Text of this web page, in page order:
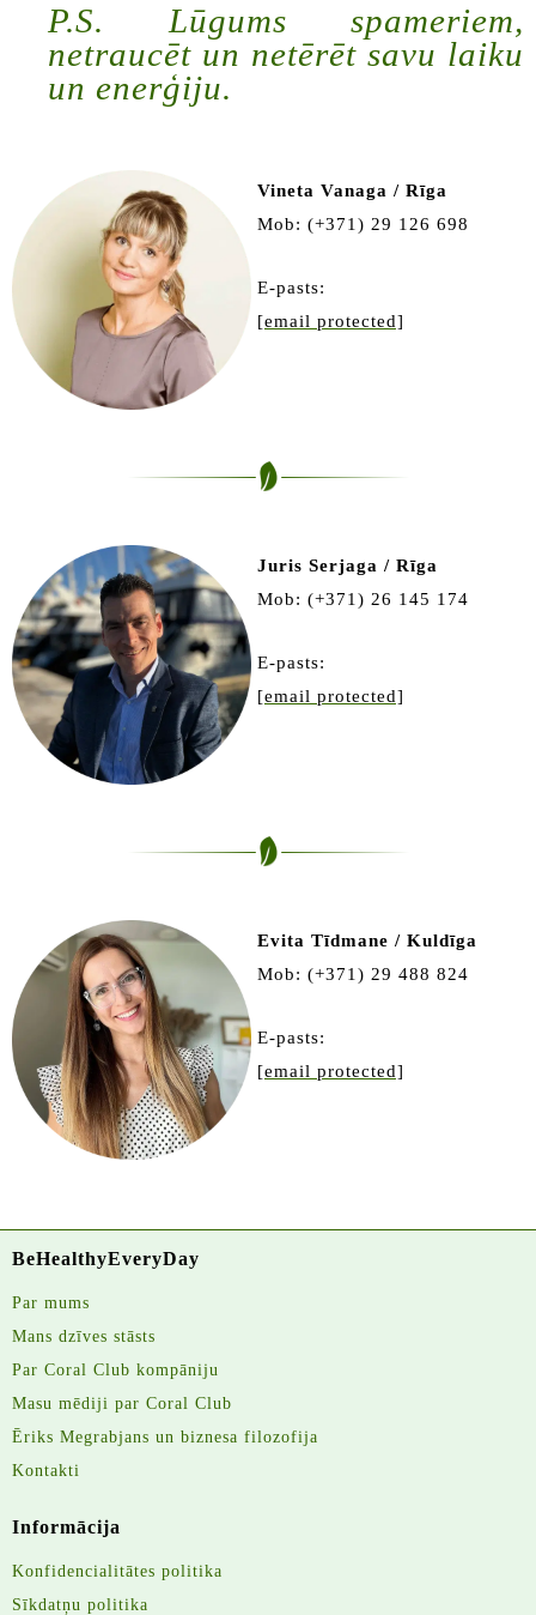
P.S. Lūgums spameriem,
netraucēt un netērēt savu laiku
un enerģiju.
Vineta Vanaga / Rīga
Mob: (+371) 29 126 698
E-pasts:
[email protected]
Juris Serjaga / Rīga
Mob: (+371) 26 145 174
E-pasts:
[email protected]
Evita Tīdmane / Kuldīga
Mob: (+371) 29 488 824
E-pasts:
[email protected]
BeHealthyEveryDay
Par mums
Mans dzīves stāsts
Par Coral Club kompāniju
Masu mēdiji par Coral Club
Ēriks Megrabjans un biznesa filozofija
Kontakti
Informācija
Konfidencialitātes politika
Sīkdatņu politika